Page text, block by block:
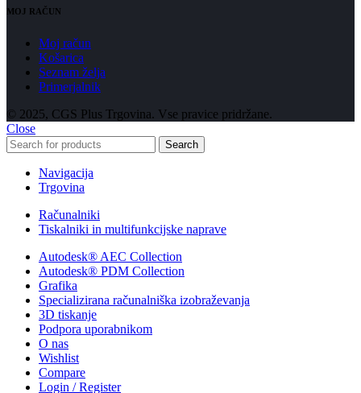
MOJ RAČUN
Moj račun
Košarica
Seznam želja
Primerjalnik
© 2025, CGS Plus Trgovina. Vse pravice pridržane.
Close
Search
Navigacija
Trgovina
Računalniki
Tiskalniki in multifunkcijske naprave
Autodesk® AEC Collection
Autodesk® PDM Collection
Grafika
Specializirana računalniška izobraževanja
3D tiskanje
Podpora uporabnikom
O nas
Wishlist
Compare
Login / Register